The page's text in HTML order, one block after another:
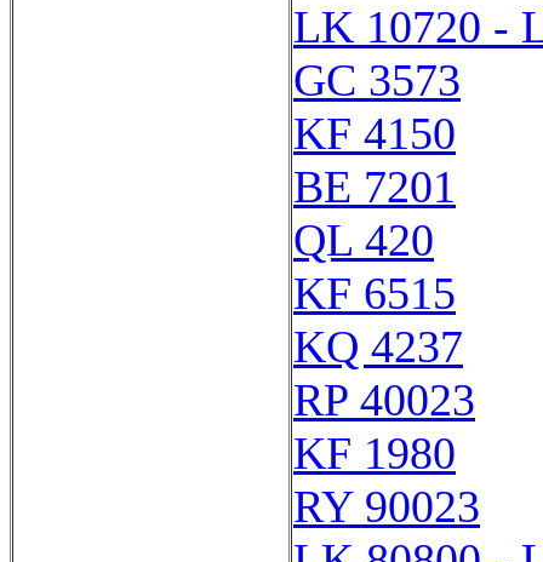
LK 10720 -
GC 3573
KF 4150
BE 7201
QL 420
KF 6515
KQ 4237
RP 40023
KF 1980
RY 90023